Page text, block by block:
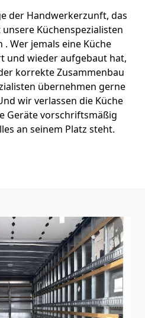
der Handwerkerzunft, das
Küchenspezialisten
Wer jemals eine Küche
und wieder aufgebaut hat,
korrekte Zusammenbau
übernehmen gerne
wir verlassen die Küche
Geräte vorschriftsmäßig
an seinem Platz steht.